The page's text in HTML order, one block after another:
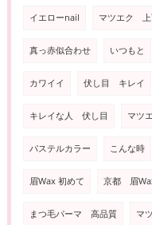
イエローnail マツエク 上
真っ赤似合わせ いつもと
カワイイ 伏し目 キレイ
キレイな人 伏し目 マツ
パステルカラー こんな時
眉Wax 初めて 京都 眉
まつ毛パーマ 高品質 マ